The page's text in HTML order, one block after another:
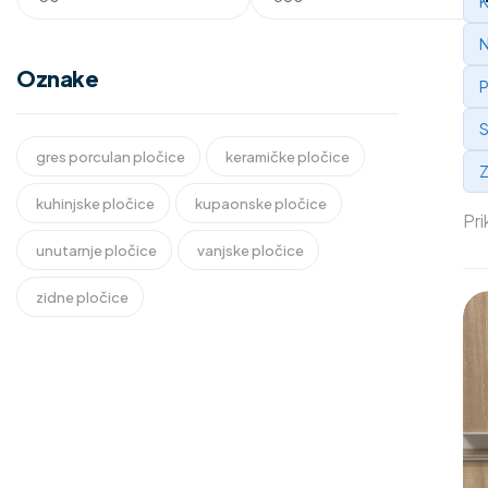
Oznake
gres porculan pločice keramičke pločice
kuhinjske pločice kupaonske pločice
unutarnje pločice vanjske pločice
zidne pločice